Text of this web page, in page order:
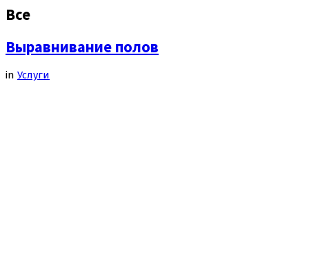
Все
Выравнивание полов
in Услуги